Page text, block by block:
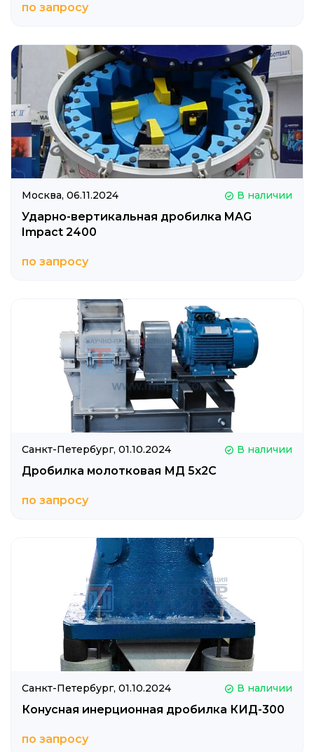
по запросу
Москва, 06.11.2024 В наличии
Ударно-вертикальная дробилка MAG
Impact 2400
по запросу
Санкт-Петербург, 01.10.2024 В наличии
Дробилка молотковая МД 5х2С
по запросу
Санкт-Петербург, 01.10.2024 В наличии
Конусная инерционная дробилка КИД-300
по запросу